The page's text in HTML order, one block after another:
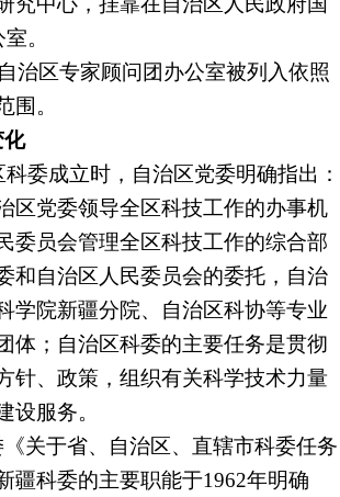
。
治区专家顾问团办公室被列入依照
围。
化
科委成立时，自治区党委明确指出：
区党委领导全区科技工作的办事机
委员会管理全区科技工作的综合部
和自治区人民委员会的委托，自治
学院新疆分院、自治区科协等专业
体；自治区科委的主要任务是贯彻
针、政策，组织有关科学技术力量
设服务。
关于省、自治区、直辖市科委任务
疆科委的主要职能于1962年明确